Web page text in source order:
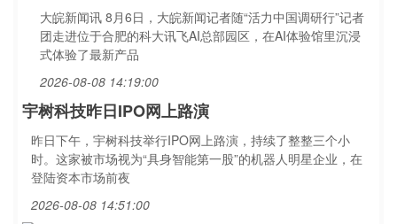
大皖新闻讯 8月6日，大皖新闻记者随“活力中国调研行”记者
团走进位于合肥的科大讯飞AI总部园区，在AI体验馆里沉浸
式体验了最新产品
2026-08-08 14:19:00
宇树科技昨日IPO网上路演
昨日下午，宇树科技举行IPO网上路演，持续了整整三个小
时。这家被市场视为“具身智能第一股”的机器人明星企业，在
登陆资本市场前夜
2026-08-08 14:51:00